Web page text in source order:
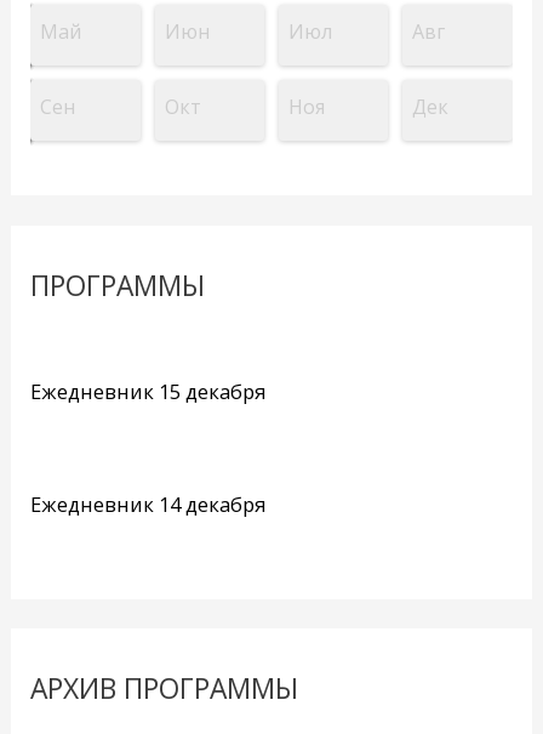
Май Июн Июл Авг
Сен Окт Ноя Дек
ПРОГРАММЫ
Ежедневник 15 декабря
Ежедневник 14 декабря
АРХИВ ПРОГРАММЫ